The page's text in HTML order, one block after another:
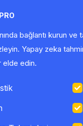
bağlantı kurun ve
Yapay zeka
elde edin.